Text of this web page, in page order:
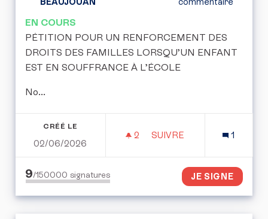
EN COURS
PÉTITION POUR UN RENFORCEMENT DES
DROITS DES FAMILLES LORSQU’UN ENFANT
EST EN SOUFFRANCE À L’ÉCOLE
No...
CRÉÉ LE
02/06/2026
2 2 ABONNÉS
SUIVRE
1
9/150000 signatures JE SIGNE